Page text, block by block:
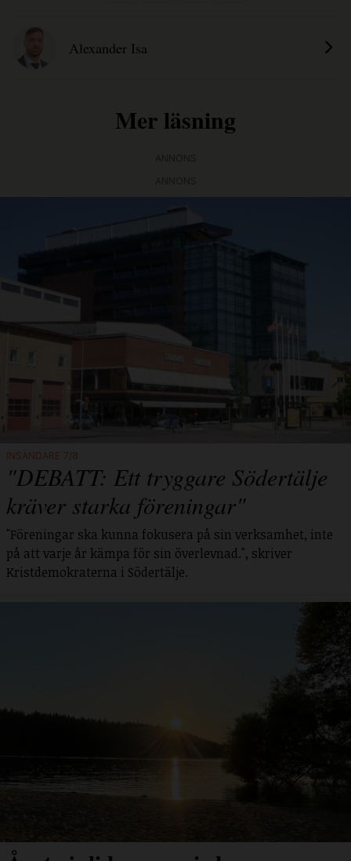
Alexander Isa
Mer läsning
INSÄNDARE 7/8
"DEBATT: Ett tryggare Södertälje
kräver starka föreningar"
"Föreningar ska kunna fokusera på sin verksamhet, inte
på att varje år kämpa för sin överlevnad.", skriver
Kristdemokraterna i Södertälje.